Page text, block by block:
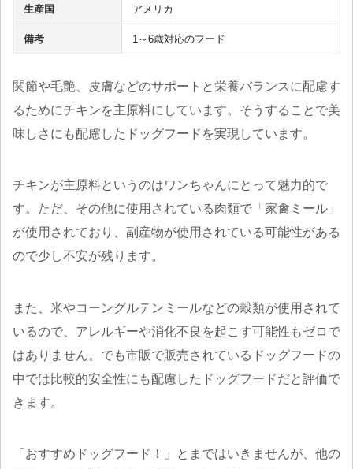
生産国 アメリカ
備考 1～6歳対応のフード
関節や毛艶、皮膚などのサポートと栄養バランスに配慮す
るためにチキンを主原料にしています。そうすることで美
味しさにも配慮したドッグフードを実現しています。
チキンが主原料というのはワンちゃんにとって魅力的で
す。ただ、その他に使用されている肉類で「家禽ミール」
が使用されており、副産物が使用されている可能性がある
ので少し不安が残ります。
また、米やコーングルテンミールなどの穀類が使用されて
いるので、アレルギーや消化不良を起こす可能性もゼロで
はありません。でも市販で販売されているドッグフードの
中では比較的安全性にも配慮したドッグフードだと評価で
きます。
「おすすめドッグフード！」とまではいきませんが、他の